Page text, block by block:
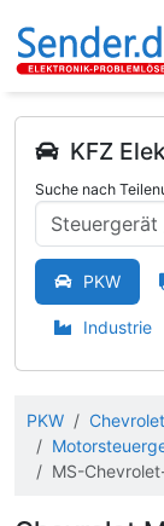
KFZ
Suche nach
PKW
Industrie
PKW
Chevrolet
MS-